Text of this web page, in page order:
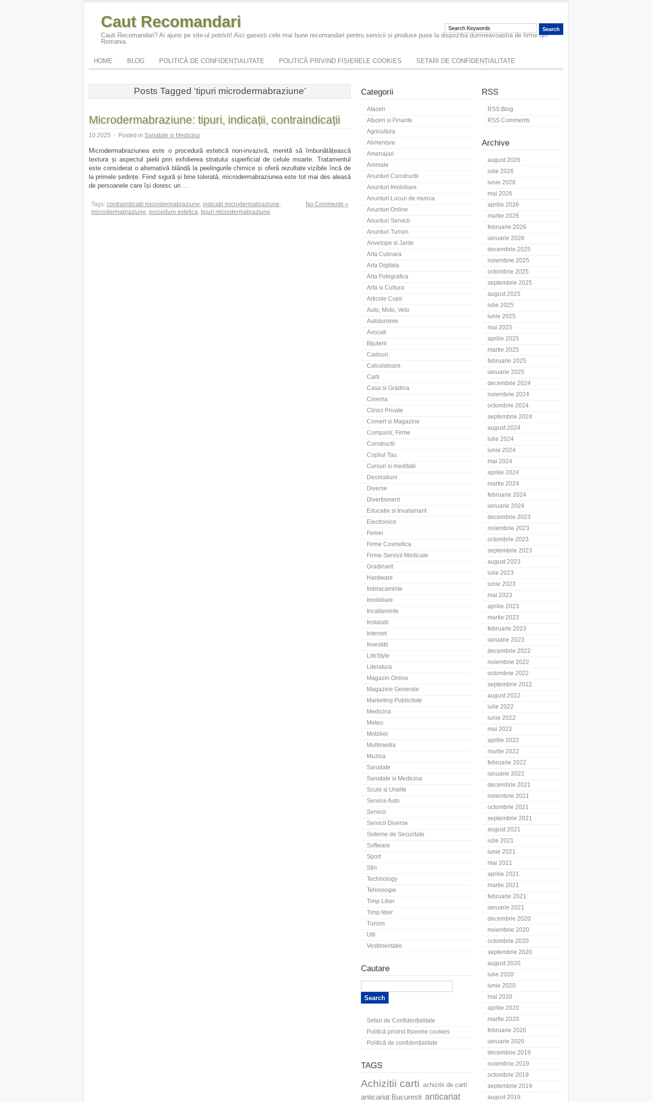
Caut Recomandari
Cauti Recomandari? Ai ajuns pe site-ul potrivit! Aici gasesti cele mai bune recomandari pentru servicii si produse puse la dispozitia dumneavoastra de firme din
Romania.
HOME BLOG POLITICĂ DE CONFIDENȚIALITATE POLITICĂ PRIVIND FIȘIERELE COOKIES SETARI DE CONFIDENȚIALITATE
Posts Tagged ‘tipuri microdermabraziune’
Microdermabraziune: tipuri, indicații, contraindicații
10.2025 · Posted in Sanatate si Medicina
Microdermabraziunea este o procedură estetică non-invazivă, menită să îmbunătățească
textura și aspectul pielii prin exfolierea stratului superficial de celule moarte. Tratamentul
este considerat o alternativă blândă la peelingurile chimice și oferă rezultate vizibile încă de
la primele ședințe. Fiind sigură și bine tolerată, microdermabraziunea este tot mai des aleasă
de persoanele care își doresc un ...
No Comments »
Tags: contraindicatii microdermabraziune, indicatii microdermabraziune,
microdermabraziune, procedure estetica, tipuri microdermabraziune
Categorii
Afaceri
Afaceri si Finante
Agricultura
Alimentare
Amenajari
Animale
Anunturi Constructii
Anunturi Imobiliare
Anunturi Locuri de munca
Anunturi Online
Anunturi Servicii
Anunturi Turism
Anvelope si Jante
Arta Culinara
Arta Digitala
Arta Fotografica
Arta si Cultura
Articole Copii
Auto, Moto, Velo
Autoturisme
Avocati
Bijuterii
Cadouri
Calculatoare
Carti
Casa si Gradina
Cinema
Clinici Private
Comert si Magazine
Companii, Firme
Constructii
Copilul Tau
Cursuri si meditatii
Decoratiuni
Diverse
Divertisment
Educatie si Invatamant
Electronice
Femei
Firme Cosmetica
Firme Servicii Medicale
Gradinarit
Hardware
Imbracaminte
Imobiliare
Incaltaminte
Instalatii
Internet
Investitii
LifeStyle
Literatura
Magazin Online
Magazine Generale
Marketing Publicitate
Medicina
Meteo
Mobilier
Multimedia
Muzica
Sanatate
Sanatate si Medicina
Scule si Unelte
Service Auto
Servicii
Servicii Diverse
Sisteme de Securitate
Software
Sport
Stiri
Technology
Tehnologie
Timp Liber
Timp liber
Turism
Util
Vestimentatie
Cautare
Setari de Confidențialitate
Politică privind fișierele cookies
Politică de confidențialitate
TAGS
Achizitii carti achizitii de carti
anticariat Bucuresti anticariat
RSS
RSS Blog
RSS Comments
Archive
august 2026
iulie 2026
iunie 2026
mai 2026
aprilie 2026
martie 2026
februarie 2026
ianuarie 2026
decembrie 2025
noiembrie 2025
octombrie 2025
septembrie 2025
august 2025
iulie 2025
iunie 2025
mai 2025
aprilie 2025
martie 2025
februarie 2025
ianuarie 2025
decembrie 2024
noiembrie 2024
octombrie 2024
septembrie 2024
august 2024
iulie 2024
iunie 2024
mai 2024
aprilie 2024
martie 2024
februarie 2024
ianuarie 2024
decembrie 2023
noiembrie 2023
octombrie 2023
septembrie 2023
august 2023
iulie 2023
iunie 2023
mai 2023
aprilie 2023
martie 2023
februarie 2023
ianuarie 2023
decembrie 2022
noiembrie 2022
octombrie 2022
septembrie 2022
august 2022
iulie 2022
iunie 2022
mai 2022
aprilie 2022
martie 2022
februarie 2022
ianuarie 2022
decembrie 2021
noiembrie 2021
octombrie 2021
septembrie 2021
august 2021
iulie 2021
iunie 2021
mai 2021
aprilie 2021
martie 2021
februarie 2021
ianuarie 2021
decembrie 2020
noiembrie 2020
octombrie 2020
septembrie 2020
august 2020
iulie 2020
iunie 2020
mai 2020
aprilie 2020
martie 2020
februarie 2020
ianuarie 2020
decembrie 2019
noiembrie 2019
octombrie 2019
septembrie 2019
august 2019